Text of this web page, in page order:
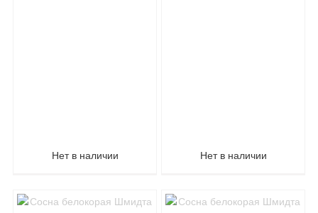
Нет в наличии Нет в наличии